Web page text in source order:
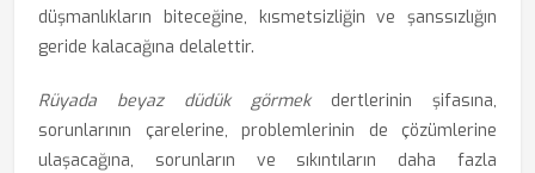
düşmanlıkların biteceğine, kısmetsizliğin ve şanssızlığın
geride kalacağına delalettir.
Rüyada beyaz düdük görmekdertlerinin şifasına,
sorunlarının çarelerine, problemlerinin de çözümlerine
ulaşacağına, sorunların ve sıkıntıların daha fazla